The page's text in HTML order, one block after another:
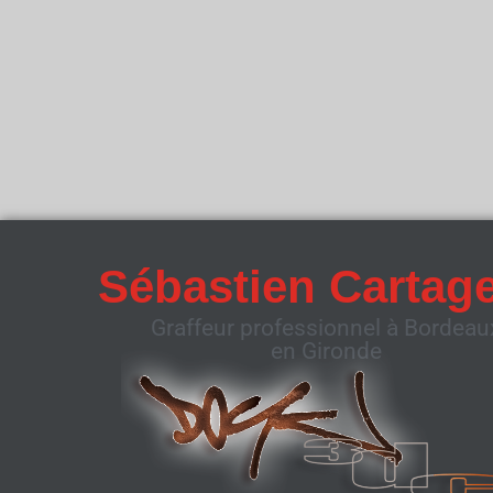
Sébastien
Graffeur professionnel à
en Gironde